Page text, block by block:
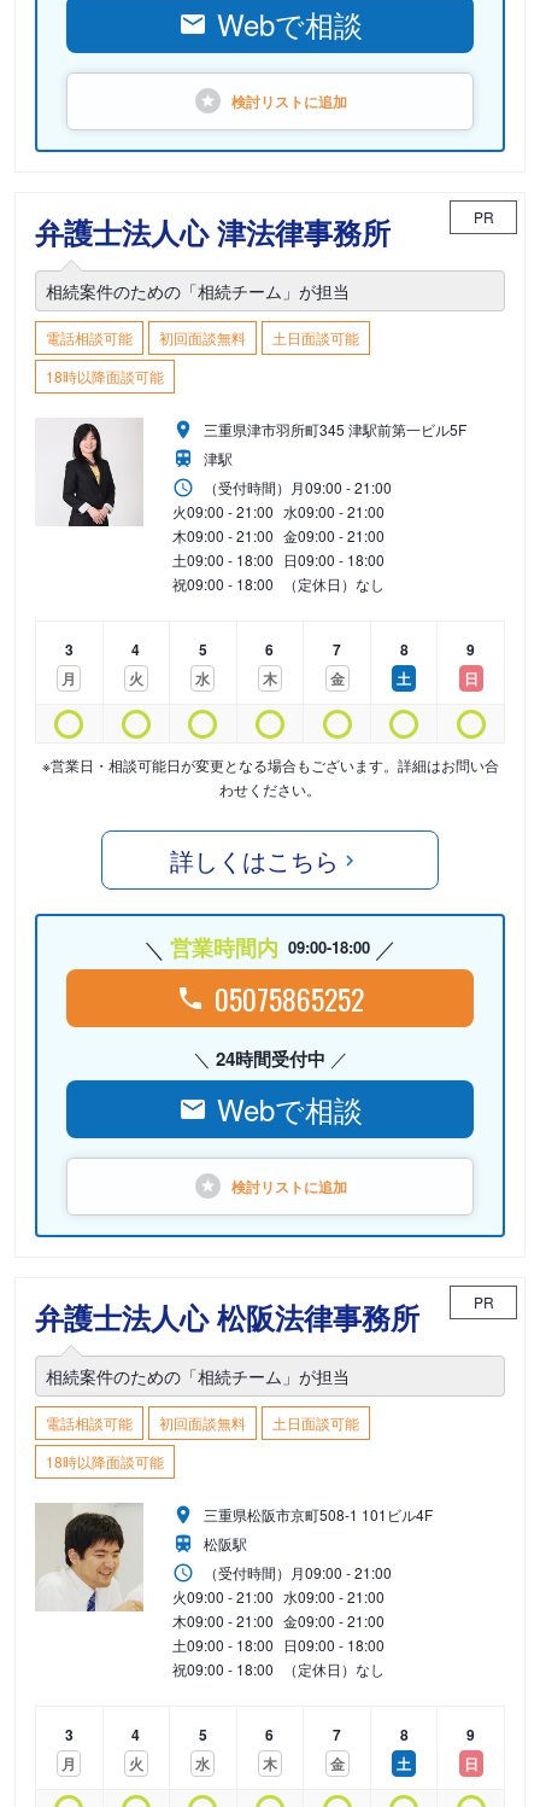
Webで相談
検討リストに追加
弁護士法人心 津法律事務所 PR
相続案件のための「相続チーム」が担当
電話相談可能 初回面談無料
土日面談可能
18時以降面談可能
三重県津市羽所町345 津駅前第一ビル5F
津駅
（受付時間） 月09:00 - 21:00
火09:00 - 21:00 水09:00 - 21:00
木09:00 - 21:00 金09:00 - 21:00
土09:00 - 18:00 日09:00 - 18:00
祝09:00 - 18:00 （定休日）なし
3
月
4
火
5
水
6
木
7
金
8
土
9
日
※営業日・相談可能日が変更となる場合もございます。詳細はお問い合
わせください。
詳しくはこちら
営業時間内 09:00-18:00
05075865252
24時間受付中
Webで相談
検討リストに追加
弁護士法人心 松阪法律事務所 PR
相続案件のための「相続チーム」が担当
電話相談可能 初回面談無料
土日面談可能
18時以降面談可能
三重県松阪市京町508-1 101ビル4F
松阪駅
（受付時間） 月09:00 - 21:00
火09:00 - 21:00 水09:00 - 21:00
木09:00 - 21:00 金09:00 - 21:00
土09:00 - 18:00 日09:00 - 18:00
祝09:00 - 18:00 （定休日）なし
3
月
4
火
5
水
6
木
7
金
8
土
9
日